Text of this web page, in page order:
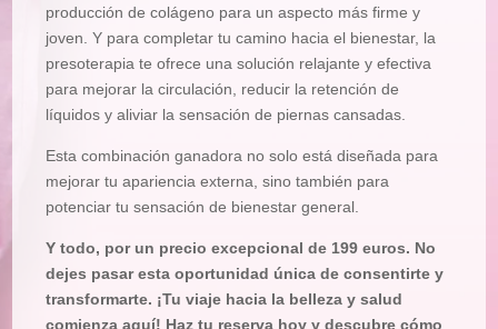
producción de colágeno para un aspecto más firme y
joven. Y para completar tu camino hacia el bienestar, la
presoterapia te ofrece una solución relajante y efectiva
para mejorar la circulación, reducir la retención de
líquidos y aliviar la sensación de piernas cansadas.
Esta combinación ganadora no solo está diseñada para
mejorar tu apariencia externa, sino también para
potenciar tu sensación de bienestar general.
Y todo, por un precio excepcional de 199 euros. No
dejes pasar esta oportunidad única de consentirte y
transformarte. ¡Tu viaje hacia la belleza y salud
comienza aquí! Haz tu reserva hoy y descubre cómo